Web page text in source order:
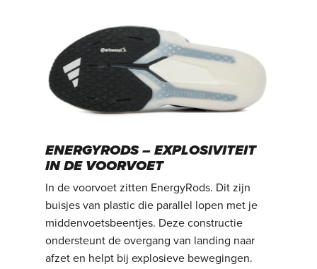
ENERGYRODS – EXPLOSIVITEIT
IN DE VOORVOET
In de voorvoet zitten EnergyRods. Dit zijn
buisjes van plastic die parallel lopen met je
middenvoetsbeentjes. Deze constructie
ondersteunt de overgang van landing naar
afzet en helpt bij explosieve bewegingen.